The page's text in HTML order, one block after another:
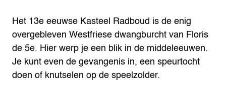
Het 13e eeuwse Kasteel Radboud is de enig
overgebleven Westfriese dwangburcht van Floris
de 5e. Hier werp je een blik in de middeleeuwen.
Je kunt even de gevangenis in, een speurtocht
doen of knutselen op de speelzolder.